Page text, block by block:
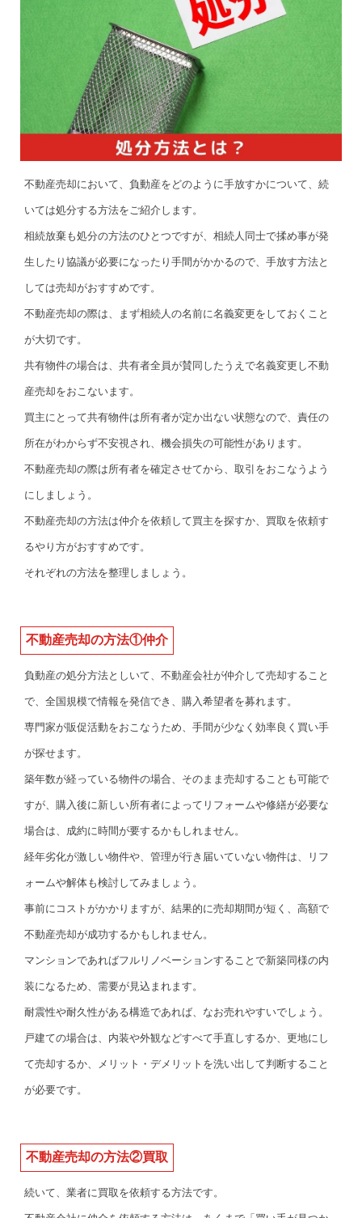
不動産売却において、負動産をどのように手放すかについて、続
いては処分する方法をご紹介します。
相続放棄も処分の方法のひとつですが、相続人同士で揉め事が発
生したり協議が必要になったり手間がかかるので、手放す方法と
しては売却がおすすめです。
不動産売却の際は、まず相続人の名前に名義変更をしておくこと
が大切です。
共有物件の場合は、共有者全員が賛同したうえで名義変更し不動
産売却をおこないます。
買主にとって共有物件は所有者が定か出ない状態なので、責任の
所在がわからず不安視され、機会損失の可能性があります。
不動産売却の際は所有者を確定させてから、取引をおこなうよう
にしましょう。
不動産売却の方法は仲介を依頼して買主を探すか、買取を依頼す
るやり方がおすすめです。
それぞれの方法を整理しましょう。
不動産売却の方法①仲介
負動産の処分方法としいて、不動産会社が仲介して売却すること
で、全国規模で情報を発信でき、購入希望者を募れます。
専門家が販促活動をおこなうため、手間が少なく効率良く買い手
が探せます。
築年数が経っている物件の場合、そのまま売却することも可能で
すが、購入後に新しい所有者によってリフォームや修繕が必要な
場合は、成約に時間が要するかもしれません。
経年劣化が激しい物件や、管理が行き届いていない物件は、リフ
ォームや解体も検討してみましょう。
事前にコストがかかりますが、結果的に売却期間が短く、高額で
不動産売却が成功するかもしれません。
マンションであればフルリノベーションすることで新築同様の内
装になるため、需要が見込まれます。
耐震性や耐久性がある構造であれば、なお売れやすいでしょう。
戸建ての場合は、内装や外観などすべて手直しするか、更地にし
て売却するか、メリット・デメリットを洗い出して判断すること
が必要です。
不動産売却の方法②買取
続いて、業者に買取を依頼する方法です。